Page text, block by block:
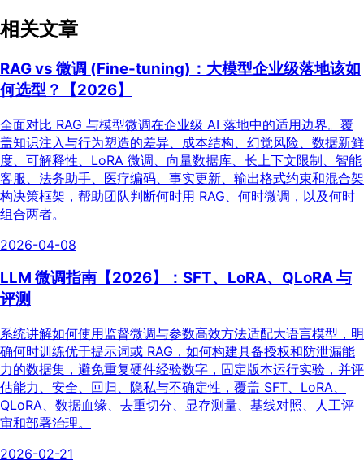
相关文章
RAG vs 微调 (Fine-tuning)：大模型企业级落地该如
何选型？【2026】
全面对比 RAG 与模型微调在企业级 AI 落地中的适用边界。覆
盖知识注入与行为塑造的差异、成本结构、幻觉风险、数据新鲜
度、可解释性、LoRA 微调、向量数据库、长上下文限制、智能
客服、法务助手、医疗编码、事实更新、输出格式约束和混合架
构决策框架，帮助团队判断何时用 RAG、何时微调，以及何时
组合两者。
2026-04-08
LLM 微调指南【2026】：SFT、LoRA、QLoRA 与
评测
系统讲解如何使用监督微调与参数高效方法适配大语言模型，明
确何时训练优于提示词或 RAG，如何构建具备授权和防泄漏能
力的数据集，避免重复硬件经验数字，固定版本运行实验，并评
估能力、安全、回归、隐私与不确定性，覆盖 SFT、LoRA、
QLoRA、数据血缘、去重切分、显存测量、基线对照、人工评
审和部署治理。
2026-02-21